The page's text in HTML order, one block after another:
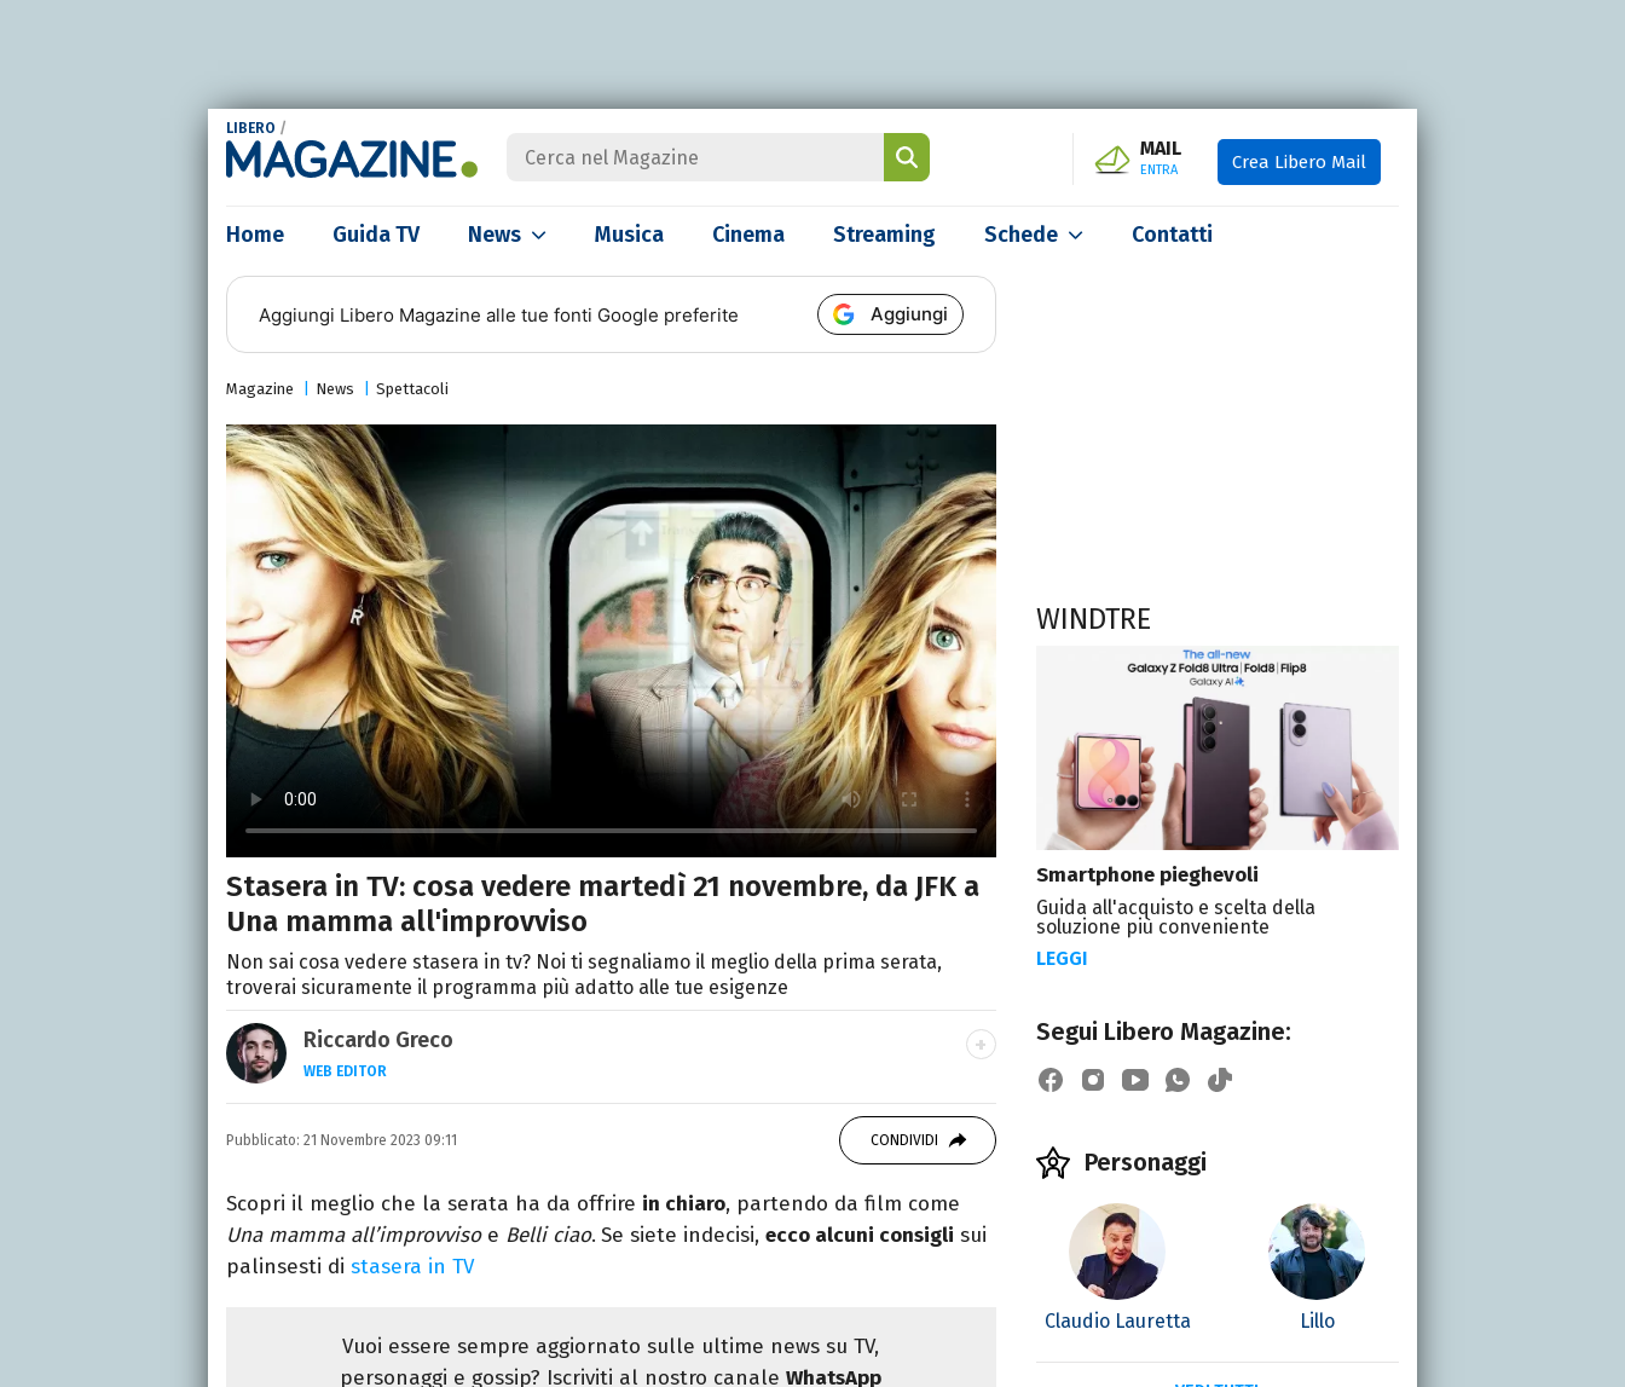
LIBERO /
MAIL
ENTRA Crea Libero Mail
Home Guida TV News Musica Cinema Streaming Schede Contatti
Aggiungi Libero Magazine alle tue fonti Google preferite Aggiungi
Magazine News Spettacoli
Stasera in TV: cosa vedere martedì 21 novembre, da JFK a
Una mamma all'improvviso
Non sai cosa vedere stasera in tv? Noi ti segnaliamo il meglio della prima serata,
troverai sicuramente il programma più adatto alle tue esigenze
Riccardo Greco
WEB EDITOR
LINKEDIN
Si avvicina all'editoria studiando all'IED come Fashion Editor. Si
specializza poi in Comunicazione digitale, Giornalismo e Nuovi media
presso La Sapienza, collaborando con alcune testate ed uffici stampa.
Pubblicato: 21 Novembre 2023 09:11 CONDIVIDI
Scopri il meglio che la serata ha da offrire in chiaro, partendo da film come
Una mamma all’improvviso e Belli ciao. Se siete indecisi, ecco alcuni consigli sui
palinsesti di stasera in TV
Vuoi essere sempre aggiornato sulle ultime news su TV,
personaggi e gossip? Iscriviti al nostro canaleWhatsApp
WINDTRE
Smartphone pieghevoli
Guida all'acquisto e scelta della
soluzione più conveniente
LEGGI
Segui Libero Magazine:
Personaggi
Claudio Lauretta Lillo